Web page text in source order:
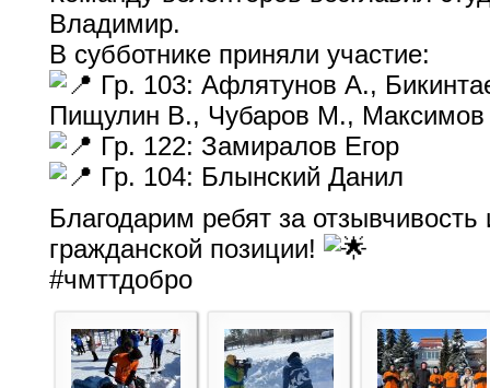
Владимир.
В субботнике приняли участие:
Гр. 103: Афлятунов А.,
Пищулин В., Чубаров М.,
Гр. 122: Замиралов Егор
Гр. 104: Блынский Данил
Благодарим ребят за
гражданской позиции!
#чмттдобро